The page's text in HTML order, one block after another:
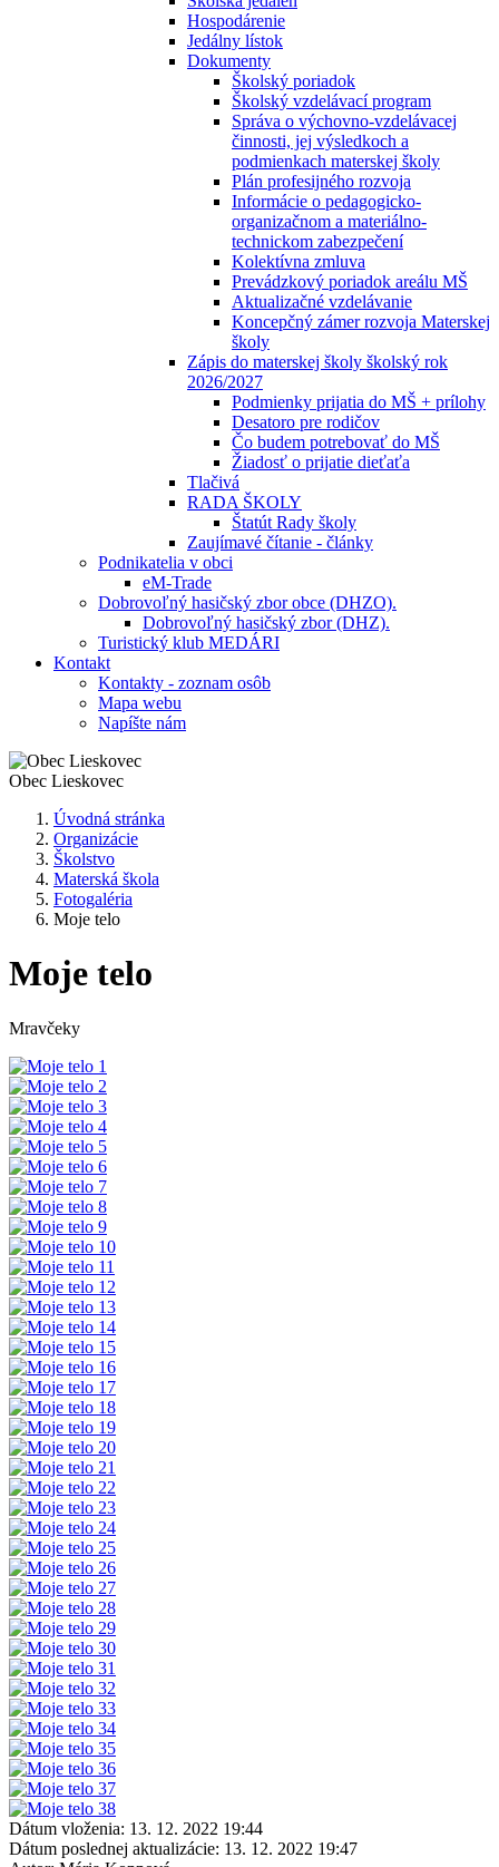
Hospodárenie
Jedálny lístok
Dokumenty
Školský poriadok
Školský vzdelávací program
Správa o výchovno-vzdelávacej
činnosti, jej výsledkoch a
podmienkach materskej školy
Plán profesijného rozvoja
Informácie o pedagogicko-
organizačnom a materiálno-
technickom zabezpečení
Kolektívna zmluva
Prevádzkový poriadok areálu MŠ
Aktualizačné vzdelávanie
Koncepčný zámer rozvoja Materskej
školy
Zápis do materskej školy školský rok
2026/2027
Podmienky prijatia do MŠ + prílohy
Desatoro pre rodičov
Čo budem potrebovať do MŠ
Žiadosť o prijatie dieťaťa
Tlačivá
RADA ŠKOLY
Štatút Rady školy
Zaujímavé čítanie - články
Podnikatelia v obci
eM-Trade
Dobrovoľný hasičský zbor obce (DHZO).
Dobrovoľný hasičský zbor (DHZ).
Turistický klub MEDÁRI
Kontakt
Kontakty - zoznam osôb
Mapa webu
Napíšte nám
Obec Lieskovec
Úvodná stránka
Organizácie
Školstvo
Materská škola
Fotogaléria
Moje telo
Moje telo
Mravčeky
Dátum vloženia: 13. 12. 2022 19:44
Dátum poslednej aktualizácie: 13. 12. 2022 19:47